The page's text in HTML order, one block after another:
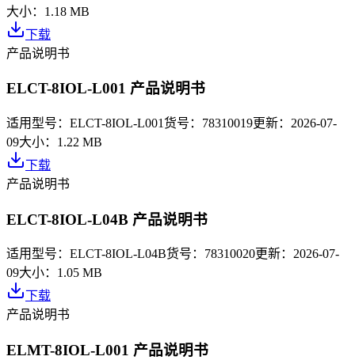
大小： 1.18 MB
下载
产品说明书
ELCT-8IOL-L001 产品说明书
适用型号： ELCT-8IOL-L001货号： 78310019更新： 2026-07-
09大小： 1.22 MB
下载
产品说明书
ELCT-8IOL-L04B 产品说明书
适用型号： ELCT-8IOL-L04B货号： 78310020更新： 2026-07-
09大小： 1.05 MB
下载
产品说明书
ELMT-8IOL-L001 产品说明书